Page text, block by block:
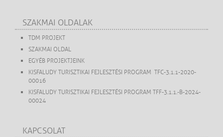
SZAKMAI OLDALAK
TDM PROJEKT
SZAKMAI OLDAL
EGYÉB PROJEKTJEINK
KISFALUDY TURISZTIKAI FEJLESZTÉSI PROGRAM TFC-3.1.1-2020-
00016
KISFALUDY TURISZTIKAI FEJLESZTÉSI PROGRAM TFF-3.1.1.-B-2024-
00024
KAPCSOLAT